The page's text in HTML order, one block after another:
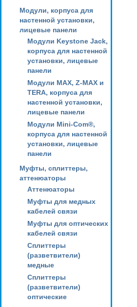
Модули, корпуса для
настенной установки,
лицевые панели
Модули Keystone Jack,
корпуса для настенной
установки, лицевые
панели
Модули MAX, Z-MAX и
TERA, корпуса для
настенной установки,
лицевые панели
Модули Mini-Com®,
корпуса для настенной
установки, лицевые
панели
Муфты, сплиттеры,
аттенюаторы
Аттенюаторы
Муфты для медных
кабелей связи
Муфты для оптических
кабелей связи
Сплиттеры
(разветвители)
медные
Сплиттеры
(разветвители)
оптические